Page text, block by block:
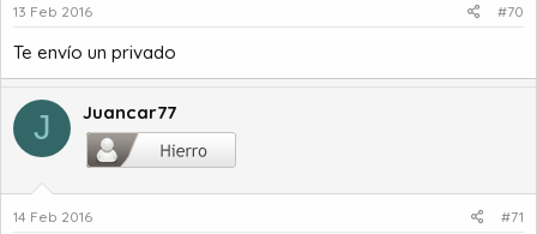
13 Feb 2016 #70
Te envío un privado
J Juancar77
14 Feb 2016 #71